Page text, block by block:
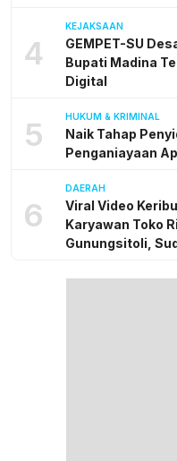
4
KEJAKSAAN
GEMPET-SU
Bupati Madina
Digital
5 HUKUM & KRIMINAL
Naik Tahap
Penganiayaan
6
DAERAH
Viral Video
Karyawan Toko
Gunungsitoli,